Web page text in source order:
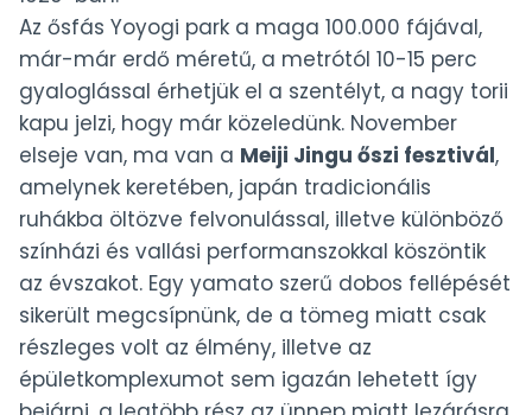
Az ősfás Yoyogi park a maga 100.000 fájával,
már-már erdő méretű, a metrótól 10-15 perc
gyaloglással érhetjük el a szentélyt, a nagy torii
kapu jelzi, hogy már közeledünk. November
elseje van, ma van a Meiji Jingu őszi fesztivál,
amelynek keretében, japán tradicionális
ruhákba öltözve felvonulással, illetve különböző
színházi és vallási performanszokkal köszöntik
az évszakot. Egy yamato szerű dobos fellépését
sikerült megcsípnünk, de a tömeg miatt csak
részleges volt az élmény, illetve az
épületkomplexumot sem igazán lehetett így